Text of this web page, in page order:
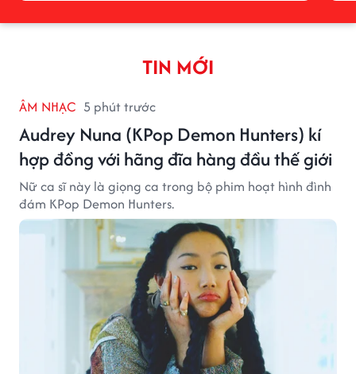
TIN MỚI
ÂM NHẠC 5 phút trước
Audrey Nuna (KPop Demon Hunters) kí
hợp đồng với hãng đĩa hàng đầu thế giới
Nữ ca sĩ này là giọng ca trong bộ phim hoạt hình đình
đám KPop Demon Hunters.